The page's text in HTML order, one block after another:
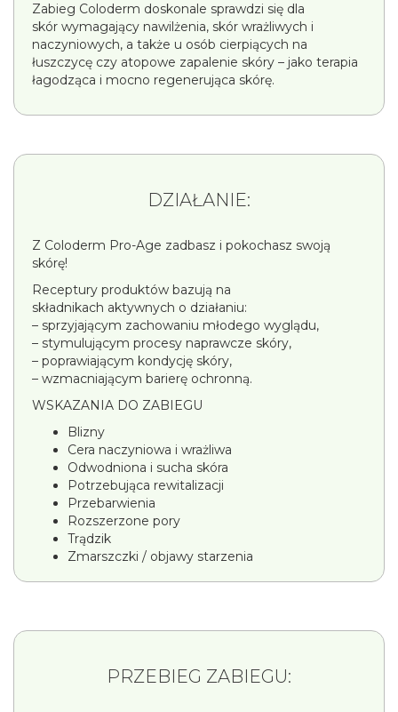
Zabieg Coloderm doskonale sprawdzi się dla
skór wymagający nawilżenia, skór wrażliwych i
naczyniowych, a także u osób cierpiących na
łuszczycę czy atopowe zapalenie skóry – jako terapia
łagodząca i mocno regenerująca skórę.
DZIAŁANIE:
Z Coloderm Pro-Age zadbasz i pokochasz swoją
skórę!
Receptury produktów bazują na
składnikach aktywnych o działaniu:
– sprzyjającym zachowaniu młodego wyglądu,
– stymulującym procesy naprawcze skóry,
– poprawiającym kondycję skóry,
– wzmacniającym barierę ochronną.
WSKAZANIA DO ZABIEGU
Blizny
Cera naczyniowa i wrażliwa
Odwodniona i sucha skóra
Potrzebująca rewitalizacji
Przebarwienia
Rozszerzone pory
Trądzik
Zmarszczki / objawy starzenia
PRZEBIEG ZABIEGU: